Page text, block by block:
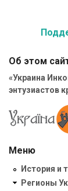
Об этом
«Украина
энтузиастов
Меню
История и
Регионы